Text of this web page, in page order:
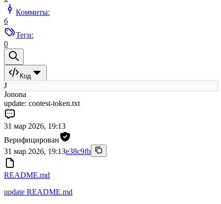
Коммиты:
6
Теги:
0
Код
J
Jonona
update: contest-token.txt
31 мар 2026, 19:13
Верифицирован
31 мар 2026, 19:13e38c9fb
README.md
update README.md